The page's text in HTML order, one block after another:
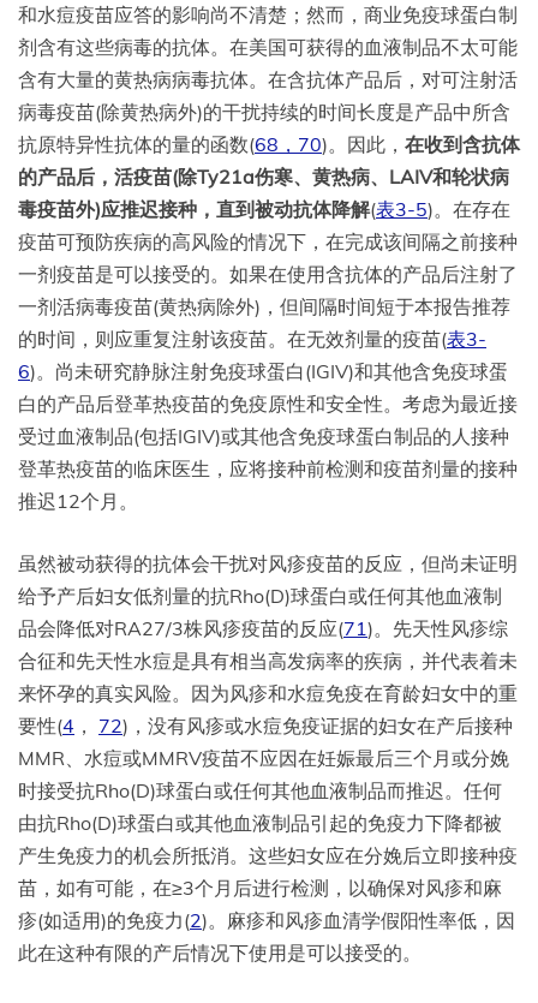
和水痘疫苗应答的影响尚不清楚；然而，商业免疫球蛋白制
剂含有这些病毒的抗体。在美国可获得的血液制品不太可能
含有大量的黄热病病毒抗体。在含抗体产品后，对可注射活
病毒疫苗(除黄热病外)的干扰持续的时间长度是产品中所含
抗原特异性抗体的量的函数(68 ， 70)。因此， 在收到含抗体
的产品后，活疫苗(除Ty21a伤寒、黄热病、LAIV和轮状病
毒疫苗外)应推迟接种，直到被动抗体降解(表3-5)。在存在
疫苗可预防疾病的高风险的情况下，在完成该间隔之前接种
一剂疫苗是可以接受的。如果在使用含抗体的产品后注射了
一剂活病毒疫苗(黄热病除外)，但间隔时间短于本报告推荐
的时间，则应重复注射该疫苗。在无效剂量的疫苗(表3-
6)。尚未研究静脉注射免疫球蛋白(IGIV)和其他含免疫球蛋
白的产品后登革热疫苗的免疫原性和安全性。考虑为最近接
受过血液制品(包括IGIV)或其他含免疫球蛋白制品的人接种
登革热疫苗的临床医生，应将接种前检测和疫苗剂量的接种
推迟12个月。
虽然被动获得的抗体会干扰对风疹疫苗的反应，但尚未证明
给予产后妇女低剂量的抗Rho(D)球蛋白或任何其他血液制
品会降低对RA27/3株风疹疫苗的反应(71 )。先天性风疹综
合征和先天性水痘是具有相当高发病率的疾病，并代表着未
来怀孕的真实风险。因为风疹和水痘免疫在育龄妇女中的重
要性(4 ， 72)，没有风疹或水痘免疫证据的妇女在产后接种
MMR、水痘或MMRV疫苗不应因在妊娠最后三个月或分娩
时接受抗Rho(D)球蛋白或任何其他血液制品而推迟。任何
由抗Rho(D)球蛋白或其他血液制品引起的免疫力下降都被
产生免疫力的机会所抵消。这些妇女应在分娩后立即接种疫
苗，如有可能，在≥3个月后进行检测，以确保对风疹和麻
疹(如适用)的免疫力(2)。麻疹和风疹血清学假阳性率低，因
此在这种有限的产后情况下使用是可以接受的。